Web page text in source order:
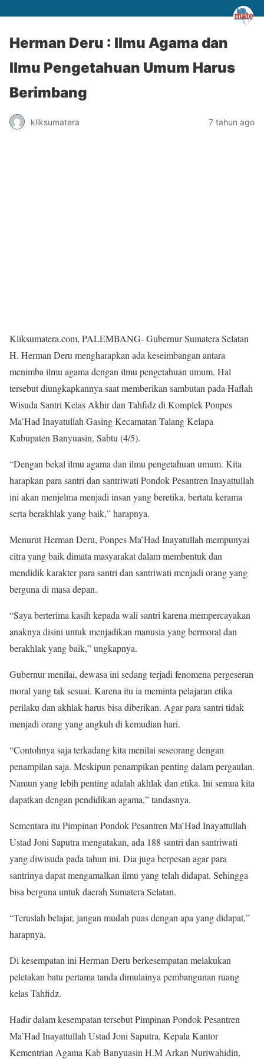
Herman Deru : Ilmu Agama dan
Ilmu Pengetahuan Umum Harus
Berimbang
kliksumatera 7 tahun ago
Kliksumatera.com, PALEMBANG- Gubernur Sumatera Selatan
H. Herman Deru mengharapkan ada keseimbangan antara
menimba ilmu agama dengan ilmu pengetahuan umum. Hal
tersebut diungkapkannya saat memberikan sambutan pada Haflah
Wisuda Santri Kelas Akhir dan Tahfidz di Komplek Ponpes
Ma’Had Inayatullah Gasing Kecamatan Talang Kelapa
Kabupaten Banyuasin, Sabtu (4/5).
“Dengan bekal ilmu agama dan ilmu pengetahuan umum. Kita
harapkan para santri dan santriwati Pondok Pesantren Inayattullah
ini akan menjelma menjadi insan yang beretika, bertata kerama
serta berakhlak yang baik,” harapnya.
Menurut Herman Deru, Ponpes Ma’Had Inayatullah mempunyai
citra yang baik dimata masyarakat dalam membentuk dan
mendidik karakter para santri dan santriwati menjadi orang yang
berguna di masa depan.
“Saya berterima kasih kepada wali santri karena mempercayakan
anaknya disini untuk menjadikan manusia yang bermoral dan
berakhlak yang baik,” ungkapnya.
Gubernur menilai, dewasa ini sedang terjadi fenomena pergeseran
moral yang tak sesuai. Karena itu ia meminta pelajaran etika
perilaku dan akhlak harus bisa diberikan. Agar para santri tidak
menjadi orang yang angkuh di kemudian hari.
“Contohnya saja terkadang kita menilai seseorang dengan
penampilan saja. Meskipun penampikan penting dalam pergaulan.
Namun yang lebih penting adalah akhlak dan etika. Ini semua kita
dapatkan dengan pendidikan agama,” tandasnya.
Sementara itu Pimpinan Pondok Pesantren Ma’Had Inayattullah
Ustad Joni Saputra mengatakan, ada 188 santri dan santriwati
yang diwisuda pada tahun ini. Dia juga berpesan agar para
santrinya dapat mengamalkan ilmu yang telah didapat. Sehingga
bisa berguna untuk daerah Sumatera Selatan.
“Teruslah belajar, jangan mudah puas dengan apa yang didapat,”
harapnya.
Di kesempatan ini Herman Deru berkesempatan melakukan
peletakan batu pertama tanda dimulainya pembangunan ruang
kelas Tahfidz.
Hadir dalam kesempatan tersebut Pimpinan Pondok Pesantren
Ma’Had Inayattullah Ustad Joni Saputra, Kepala Kantor
Kementrian Agama Kab Banyuasin H.M Arkan Nuriwahidin,